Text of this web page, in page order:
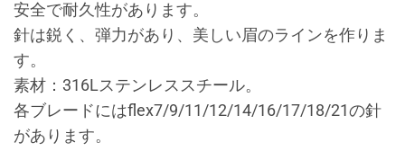
安全で耐久性があります。
針は鋭く、弾力があり、美しい眉のラインを作りま
す。
素材：316Lステンレススチール。
各ブレードにはflex7/9/11/12/14/16/17/18/21の針
があります。